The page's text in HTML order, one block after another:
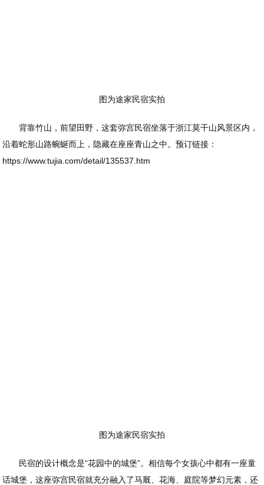
图为途家民宿实拍
背靠竹山，前望田野，这套弥宫民宿坐落于浙江莫干山风景区内，
沿着蛇形山路蜿蜒而上，隐藏在座座青山之中。预订链接：
https://www.tujia.com/detail/135537.htm
图为途家民宿实拍
民宿的设计概念是“花园中的城堡”。相信每个女孩心中都有一座童
话城堡，这座弥宫民宿就充分融入了马厩、花海、庭院等梦幻元素，还